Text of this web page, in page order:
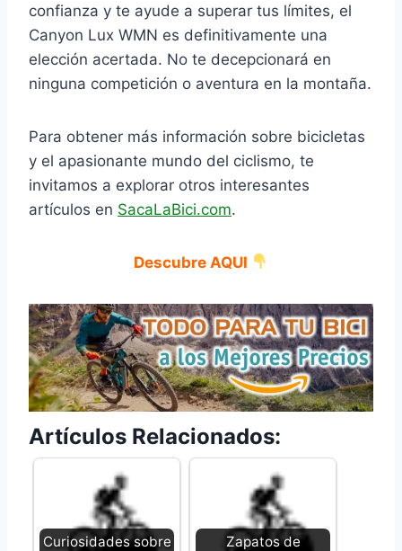
confianza y te ayude a superar tus límites, el
Canyon Lux WMN es definitivamente una
elección acertada. No te decepcionará en
ninguna competición o aventura en la montaña.
Para obtener más información sobre bicicletas
y el apasionante mundo del ciclismo, te
invitamos a explorar otros interesantes
artículos en SacaLaBici.com.
Descubre AQUI
Artículos Relacionados:
Curiosidades sobre
Zapatos de